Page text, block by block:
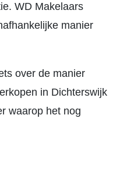
WD Makelaars
manier
over de manier
in Dichterswijk
waarop het nog